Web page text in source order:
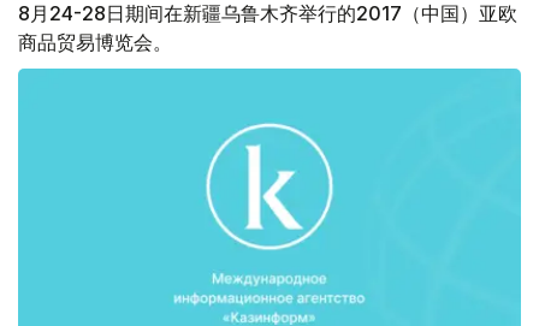
8月24-28日期间在新疆乌鲁木齐举行的2017（中国）亚欧
商品贸易博览会。